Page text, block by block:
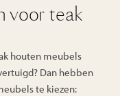
voor teak
houten meubels
Dan hebben
te kiezen: